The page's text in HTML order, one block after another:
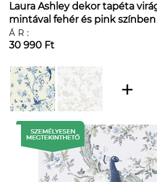
Laura Ashley dekor tapéta
mintával fehér és pink színben
ÁR:
30 990 Ft